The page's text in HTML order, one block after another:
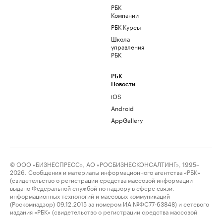
РБК
Компании
РБК Курсы
Школа
управления
РБК
РБК
Новости
iOS
Android
AppGallery
© ООО «БИЗНЕСПРЕСС», АО «РОСБИЗНЕСКОНСАЛТИНГ», 1995–
2026. Сообщения и материалы информационного агентства «РБК»
(свидетельство о регистрации средства массовой информации
выдано Федеральной службой по надзору в сфере связи,
информационных технологий и массовых коммуникаций
(Роскомнадзор) 09.12.2015 за номером ИА №ФС77-63848) и сетевого
издания «РБК» (свидетельство о регистрации средства массовой